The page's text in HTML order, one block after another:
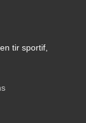
tir sportif,